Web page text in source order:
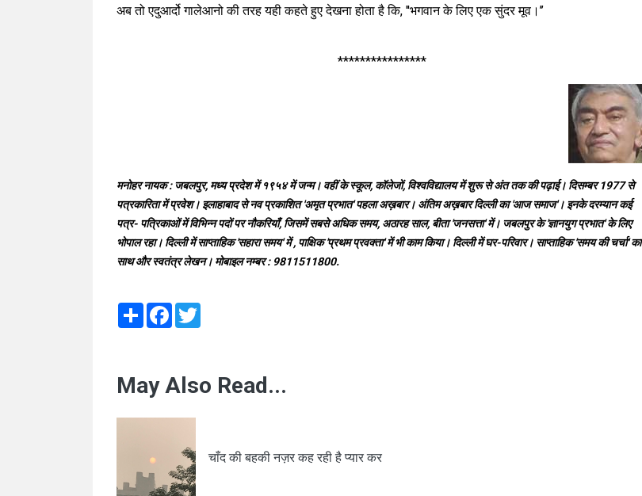
अब तो एदुआर्दो गालेआनो की तरह यही कहते हुए देखना होता है कि, ''भगवान के लिए एक सुंदर मूव।’’
****************
मनोहर नायक : जबलपुर, मध्य प्रदेश में १९५४ में जन्म। वहीं के स्कूल, कॉलेजों, विश्वविद्यालय में शुरू से अंत तक की पढ़ाई। दिसम्बर 1977 से
पत्रकारिता में प्रवेश। इलाहाबाद से नव प्रकाशित 'अमृत प्रभात' पहला अख़बार। अंतिम अख़बार दिल्ली का 'आज समाज'। इनके दरम्यान कई
पत्र- पत्रिकाओं में विभिन्न पदों पर नौकरियाँ, जिसमें सबसे अधिक समय, अठारह साल, बीता 'जनसत्ता' में। जबलपुर के 'ज्ञानयुग प्रभात' के लिए
भोपाल रहा। दिल्ली में साप्ताहिक 'सहारा समय' में , पाक्षिक 'प्रथम प्रवक्ता' में भी काम किया। दिल्ली में घर-परिवार। साप्ताहिक 'समय की चर्चा' का
साथ और स्वतंत्र लेखन। मोबाइल नम्बर : 9811511800.
Share Facebook
May Also Read...
चाँद की बहकी नज़र कह रही है प्यार कर